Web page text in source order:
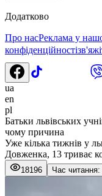
Додатково
Про насРеклама у
конфіденційності
ua
en
pl
Батьки львівських
чому причина
Уже кілька тижнів у
Довженка, 13 триває
18196 Час